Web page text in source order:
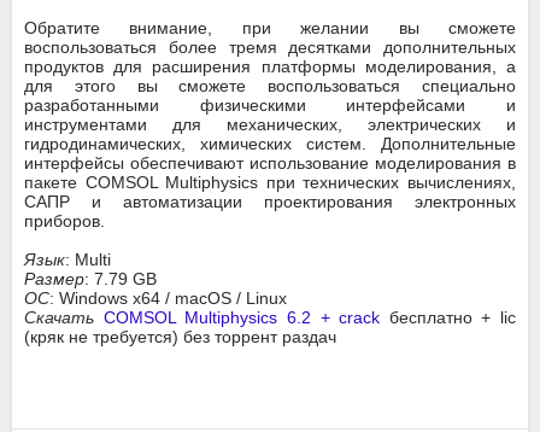
Обратите внимание, при желании вы сможете
воспользоваться более тремя десятками дополнительных
продуктов для расширения платформы моделирования, а
для этого вы сможете воспользоваться специально
разработанными физическими интерфейсами и
инструментами для механических, электрических и
гидродинамических, химических систем. Дополнительные
интерфейсы обеспечивают использование моделирования в
пакете COMSOL Multiphysics при технических вычислениях,
САПР и автоматизации проектирования электронных
приборов.
Язык: Multi
Размер: 7.79 GB
ОС: Windows x64 / macOS / Linux
Скачать COMSOL Multiphysics 6.2 + crack бесплатно + lic
(кряк не требуется) без торрент раздач